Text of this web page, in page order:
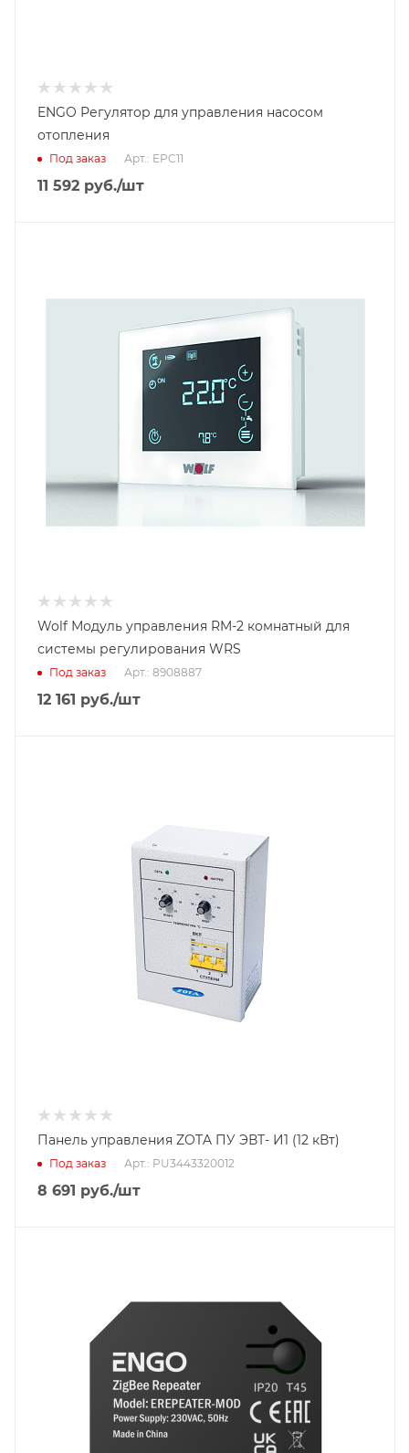
ENGO Регулятор для управления насосом
отопления
Под заказ Арт.: EPC11
11 592 руб./шт
Wolf Модуль управления RM-2 комнатный для
системы регулирования WRS
Под заказ Арт.: 8908887
12 161 руб./шт
Панель управления ZOTA ПУ ЭВТ- И1 (12 кВт)
Под заказ Арт.: PU3443320012
8 691 руб./шт